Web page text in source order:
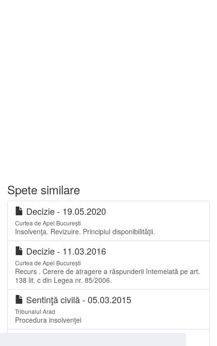
Spete similare
Decizie - 19.05.2020
Curtea de Apel București
Insolvenţa. Revizuire. Principiul disponibilităţii.
Decizie - 11.03.2016
Curtea de Apel București
Recurs . Cerere de atragere a răspunderii întemeiată pe art.
138 lit. c din Legea nr. 85/2006.
Sentinţă civilă - 05.03.2015
Tribunalul Arad
Procedura insolvenţei